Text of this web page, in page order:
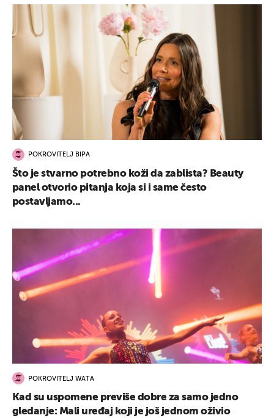
POKROVITELJ BIPA
Što je stvarno potrebno koži da zablista? Beauty
panel otvorio pitanja koja si i same često
postavljamo...
POKROVITELJ WATA
Kad su uspomene previše dobre za samo jedno
gledanje: Mali uređaj koji je još jednom oživio